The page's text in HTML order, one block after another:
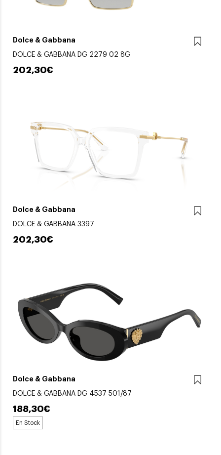
Dolce & Gabbana
DOLCE & GABBANA DG 2279 02 8G
202,30€
Dolce & Gabbana
DOLCE & GABBANA 3397
202,30€
Dolce & Gabbana
DOLCE & GABBANA DG 4537 501/87
188,30€
En Stock